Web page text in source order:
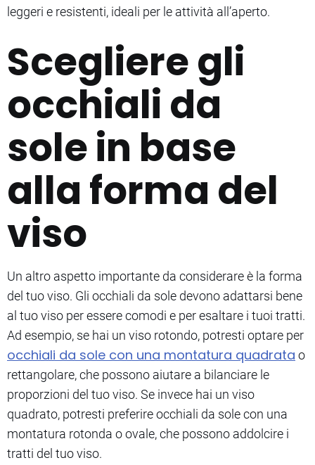
leggeri e resistenti, ideali per le attività all’aperto.
Scegliere gli
occhiali da
sole in base
alla forma del
viso
Un altro aspetto importante da considerare è la forma
del tuo viso. Gli occhiali da sole devono adattarsi bene
al tuo viso per essere comodi e per esaltare i tuoi tratti.
Ad esempio, se hai un viso rotondo, potresti optare per
occhiali da sole con una montatura quadrata o
rettangolare, che possono aiutare a bilanciare le
proporzioni del tuo viso. Se invece hai un viso
quadrato, potresti preferire occhiali da sole con una
montatura rotonda o ovale, che possono addolcire i
tratti del tuo viso.